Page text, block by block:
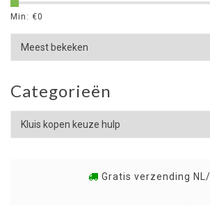
Min: €0
Categorieën
Gratis verzending NL/